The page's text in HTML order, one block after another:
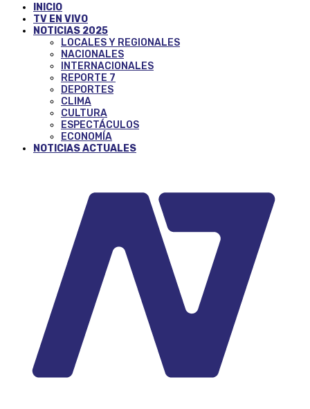
INICIO
TV EN VIVO
NOTICIAS 2025
LOCALES Y REGIONALES
NACIONALES
INTERNACIONALES
REPORTE 7
DEPORTES
CLIMA
CULTURA
ESPECTÁCULOS
ECONOMÍA
NOTICIAS ACTUALES